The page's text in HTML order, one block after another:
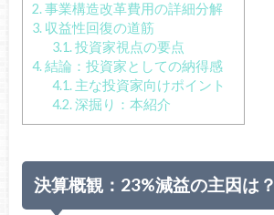
2.事業構造改革費用の詳細分解
3.収益性回復の道筋
3.1.投資家視点の要点
4.結論：投資家としての納得感
4.1.主な投資家向けポイント
4.2.深掘り：本紹介
決算概観：23%減益の主因は？